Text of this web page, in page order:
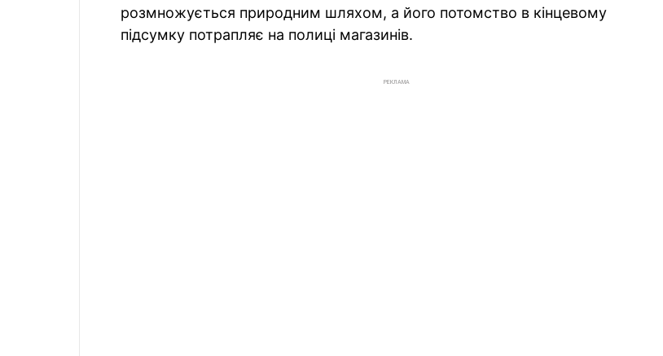
розмножується природним шляхом, а його потомство в кінцевому
підсумку потрапляє на полиці магазинів.
РЕКЛАМА